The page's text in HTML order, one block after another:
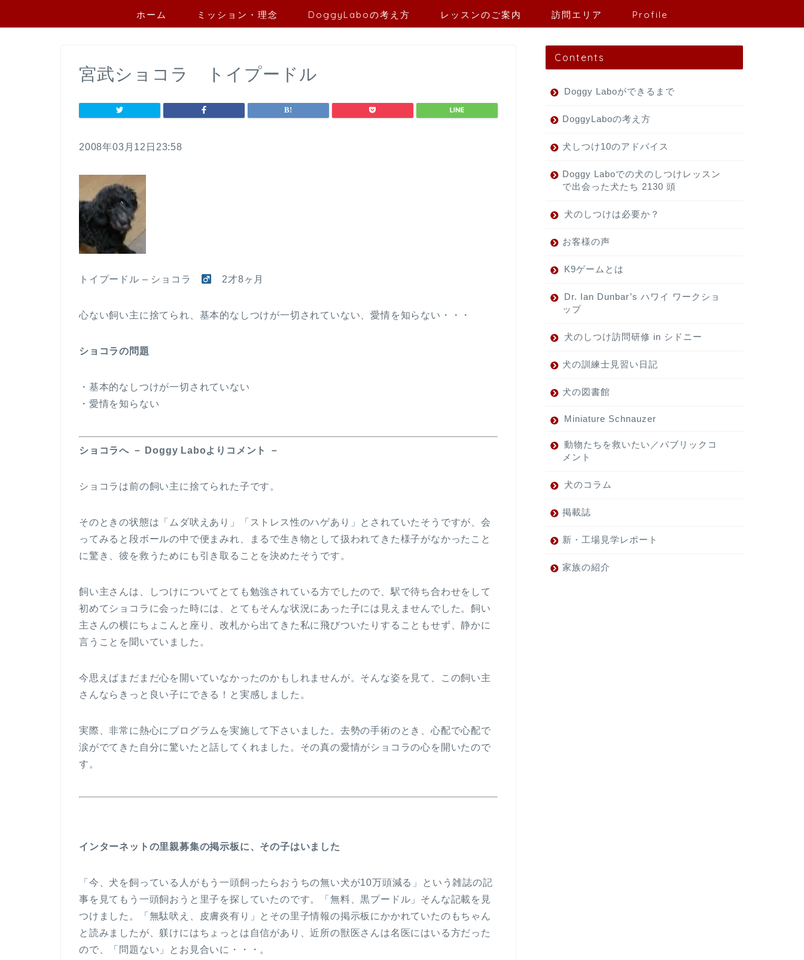
ホーム ミッション・理念 DoggyLaboの考え方 レッスンのご案内 訪問エリア Profile
宮武ショコラ トイプードル
2008年03月12日23:58
トイプードル – ショコラ 2才8ヶ月
心ない飼い主に捨てられ、基本的なしつけが一切されていない、愛情を知らない・・・
ショコラの問題
・基本的なしつけが一切されていない
・愛情を知らない
ショコラへ － Doggy Laboよりコメント －
ショコラは前の飼い主に捨てられた子です。
そのときの状態は「ムダ吠えあり」「ストレス性のハゲあり」とされていたそうですが、会
ってみると段ボールの中で便まみれ、まるで生き物として扱われてきた様子がなかったこと
に驚き、彼を救うためにも引き取ることを決めたそうです。
飼い主さんは、しつけについてとても勉強されている方でしたので、駅で待ち合わせをして
初めてショコラに会った時には、とてもそんな状況にあった子には見えませんでした。飼い
主さんの横にちょこんと座り、改札から出てきた私に飛びついたりすることもせず、静かに
言うことを聞いていました。
今思えばまだまだ心を開いていなかったのかもしれませんが。そんな姿を見て、この飼い主
さんならきっと良い子にできる！と実感しました。
実際、非常に熱心にプログラムを実施して下さいました。去勢の手術のとき、心配で心配で
涙がでてきた自分に驚いたと話してくれました。その真の愛情がショコラの心を開いたので
す。
インターネットの里親募集の掲示板に、その子はいました
「今、犬を飼っている人がもう一頭飼ったらおうちの無い犬が10万頭減る」という雑誌の記
事を見てもう一頭飼おうと里子を探していたのです。「無料、黒プードル」そんな記載を見
つけました。「無駄吠え、皮膚炎有り」とその里子情報の掲示板にかかれていたのもちゃん
と読みましたが、躾けにはちょっとは自信があり、近所の獣医さんは名医にはいる方だった
ので、「問題ない」とお見合いに・・・。
Contents
Doggy Laboができるまで
DoggyLaboの考え方
犬しつけ10のアドバイス
Doggy Laboでの犬のしつけレッスン
で出会った犬たち 2130 頭
犬のしつけは必要か？
お客様の声
K9ゲームとは
Dr. Ian Dunbar’s ハワイ ワークショ
ップ
犬のしつけ訪問研修 in シドニー
犬の訓練士見習い日記
犬の図書館
Miniature Schnauzer
動物たちを救いたい／パブリックコ
メント
犬のコラム
掲載誌
新・工場見学レポート
家族の紹介